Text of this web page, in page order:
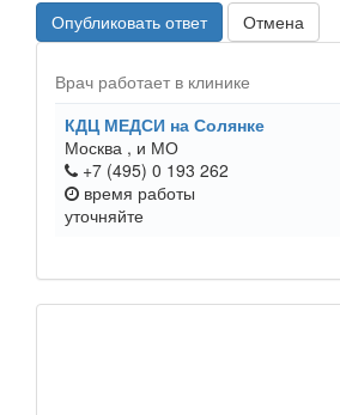
Опубликовать ответ Отмена
Врач работает в клинике
КДЦ МЕДСИ на Солянке
Москва , и МО
+7 (495) 0 193 262
время работы
уточняйте